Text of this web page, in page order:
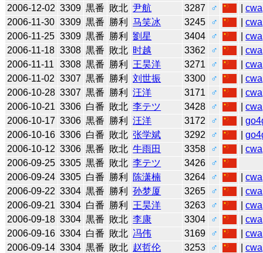
2006-12-02 3309 黒番 敗北 尹航 3287 ♂ |cwa
2006-11-30 3309 黒番 勝利 马笑冰 3245 ♂ |cwa
2006-11-25 3309 黒番 勝利 劉星 3404 ♂ |cwa
2006-11-18 3308 黒番 敗北 时越 3362 ♂ |cwa
2006-11-11
3308 黒番 勝利 王昊洋 3271 ♂ |cwa
2006-11-02 3307 黒番 勝利 刘世振 3300 ♂ |cwa
2006-10-28 3307 黒番 勝利 汪洋 3171 ♂ |cwa
2006-10-21 3306 白番 敗北 李テツ 3428 ♂ |cwa
2006-10-17 3306 黒番 勝利 汪洋 3172 ♂ |
2006-10-16 3306 白番 敗北 张学斌 3292 ♂ |
2006-10-12 3306 黒番 敗北 牛雨田 3358 ♂ |cwa
2006-09-25 3305 黒番 敗北 李テツ 3426
♂
2006-09-24 3305 白番 勝利 陈潇楠 3264 ♂ |cwa
2006-09-22 3304 黒番 勝利 孙梦厦 3265 ♂ |cwa
2006-09-21 3304 白番 勝利 王昊洋 3263 ♂ |cwa
2006-09-18 3304 黒番 敗北 李康 3304 ♂ |cwa
2006-09-16 3304 白番 敗北 冯伟 3169 ♂ |cwa
2006-09-14 3304 黒番 敗北 赵哲伦 3253 ♂ |cwa